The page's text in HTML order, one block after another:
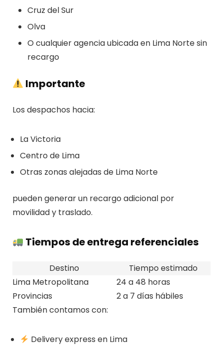
Cruz del Sur
Olva
O cualquier agencia ubicada en Lima Norte sin
recargo
Importante
Los despachos hacia:
La Victoria
Centro de Lima
Otras zonas alejadas de Lima Norte
pueden generar un recargo adicional por
movilidad y traslado.
Tiempos de entrega referenciales
Destino
Tiempo estimado
Lima Metropolitana
24 a 48 horas
Provincias
2 a 7 días hábiles
También contamos con:
Delivery express en Lima